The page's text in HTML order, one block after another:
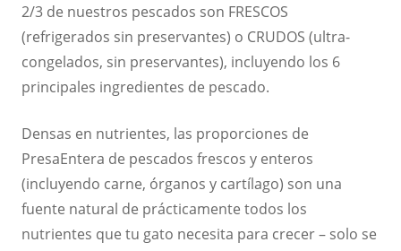
2/3 de nuestros pescados son FRESCOS
(refrigerados sin preservantes) o CRUDOS (ultra-
congelados, sin preservantes), incluyendo los 6
principales ingredientes de pescado.
Densas en nutrientes, las proporciones de
PresaEntera de pescados frescos y enteros
(incluyendo carne, órganos y cartílago) son una
fuente natural de prácticamente todos los
nutrientes que tu gato necesita para crecer – solo se